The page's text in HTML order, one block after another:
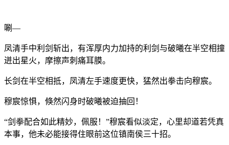
唰—
凤清手中利剑斩出，有浑厚内力加持的利剑与破曦在半空相撞
迸出星火，摩擦声刺痛耳膜。
长剑在半空相抵，凤清左手速度更快，猛然出拳击向穆宸。
穆宸惊惧，倏然闪身时破曦被迫抽回！
“剑拳配合如此精妙，佩服！”穆宸看似淡定，心里却道若凭真
本事，他未必能接得住眼前这位镇南侯三十招。